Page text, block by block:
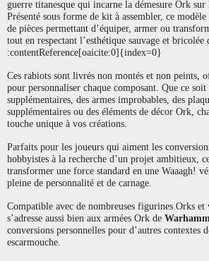
guerre titanesque qui incarne la démesure Ork sur
Présenté sous forme de kit à assembler, ce modèle
de pièces permettant d’équiper, armer ou
tout en respectant l’esthétique sauvage et bricolée
:contentReference[oaicite:0]{index=0}
Ces rabiots sont livrés non montés et non peints,
pour personnaliser chaque composant. Que ce
supplémentaires, des armes improbables, des
supplémentaires ou des éléments de décor Ork,
touche unique à vos créations.
Parfaits pour les joueurs qui aiment les
hobbyistes à la recherche d’un projet ambitieux,
transformer une force standard en une Waaagh!
pleine de personnalité et de carnage.
Compatible avec de nombreuses figurines Orks
s’adresse aussi bien aux armées Ork de
conversions personnelles pour d’autres contextes
escarmouche.